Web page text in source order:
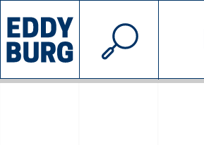
INIZIATIVE
© 2026